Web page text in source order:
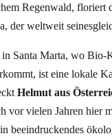
Regenwald, floriert
der weltweit
Santa Marta, wo Bio-
ist eine lokale
Helmut aus
vor vielen Jahren hier
beeindruckendes